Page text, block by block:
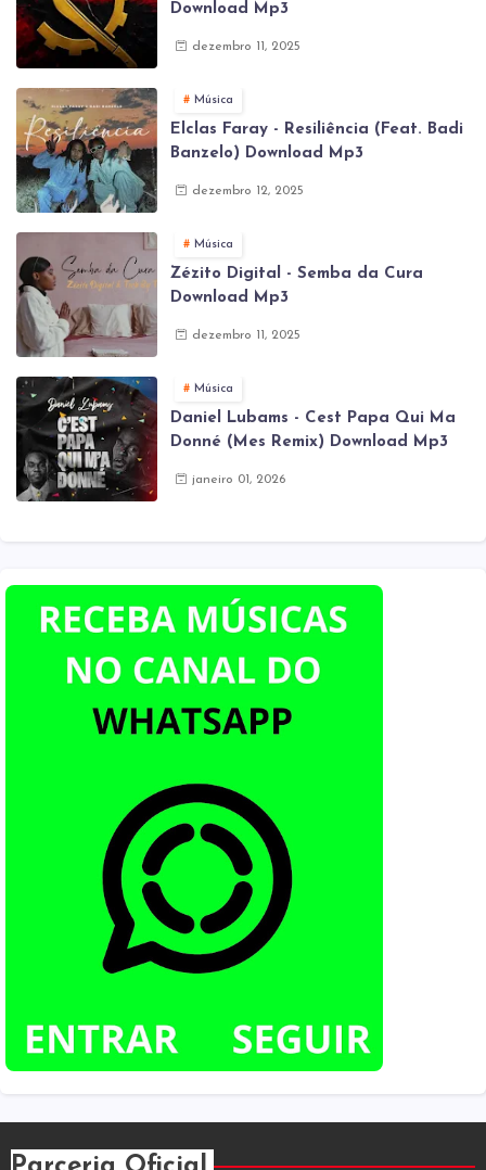
Download Mp3
dezembro 11, 2025
Música
Elclas Faray - Resiliência (Feat. Badi
Banzelo) Download Mp3
dezembro 12, 2025
Música
Zézito Digital - Semba da Cura
Download Mp3
dezembro 11, 2025
Música
Daniel Lubams - Cest Papa Qui Ma
Donné (Mes Remix) Download Mp3
janeiro 01, 2026